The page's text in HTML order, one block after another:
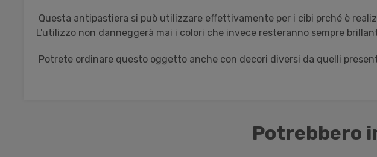
Questa antipastiera si può utilizzare effettivamente per i cibi prché è
L'utilizzo non danneggerà mai i colori che invece resteranno sempre
Potrete ordinare questo oggetto anche con decori diversi da quelli
Potrebbero